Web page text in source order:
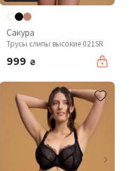
Сакура
Трусы слипы высокие 021SR
999 ₴